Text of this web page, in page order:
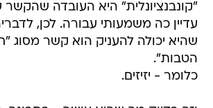
"קונבנציונלית" היא העובדה שהקשר
עדיין כה משמעותי עבורה. לכן,
שהיא יכולה להעניק הוא קשר מסוג
הטבות".
כלומר - יזיזים.